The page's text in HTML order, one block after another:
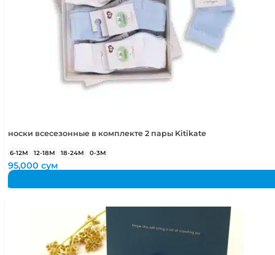
носки всесезонные в комплекте 2 пары Kitikate
6-12М 12-18М 18-24М 0-3М
95,000сум